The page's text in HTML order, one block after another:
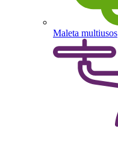
Maleta multiusos